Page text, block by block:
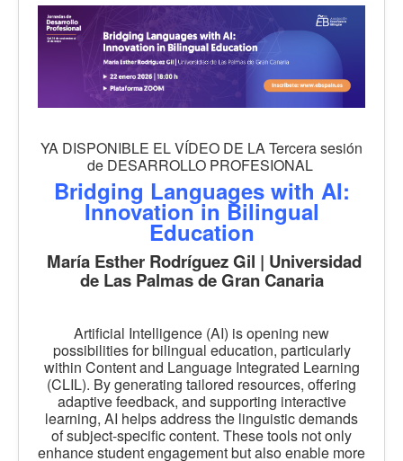
YA DISPONIBLE EL VÍDEO DE LA Tercera sesión
de DESARROLLO PROFESIONAL
Bridging Languages with AI:
Innovation in Bilingual
Education
María Esther Rodríguez Gil | Universidad
de Las Palmas de Gran Canaria
Artificial Intelligence (AI) is opening new
possibilities for bilingual education, particularly
within Content and Language Integrated Learning
(CLIL). By generating tailored resources, offering
adaptive feedback, and supporting interactive
learning, AI helps address the linguistic demands
of subject-specific content. These tools not only
enhance student engagement but also enable more